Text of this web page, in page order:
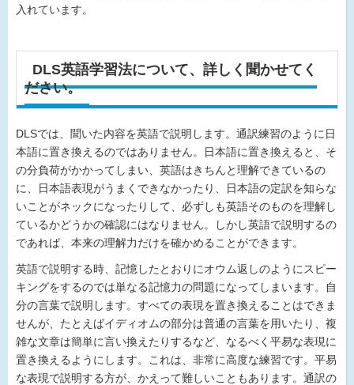
入れています。
DLS英語学習法について、詳しく聞かせてく
ださい。
DLSでは、聞いた内容を英語で説明します。通訳練習のように日
本語に置き換えるのではありません。日本語に置き換えると、そ
の分負荷がかかってしまい、英語はきちんと理解できているの
に、日本語表現がうまくできなかったり、日本語の定訳を知らな
いことがネックになったりして、必ずしも英語そのものを理解し
ているかどうかの確認にはなりません。しかし英語で説明するの
であれば、本来の理解力だけを確かめることができます。
英語で説明する時、記憶したとおりにオウム返しのようにスピー
キングをするのでは単なる記憶力の問題になってしまいます。自
分の言葉で説明します。すべての表現を置き換えることはできま
せんが、たとえばイディオムの部分は普通の言葉を用いたり、複
雑な文章は簡単に言い換えたりするなど、なるべく平易な表現に
置き換えるようにします。これは、非常に高度な練習です。平易
な表現で説明する方が、かえって難しいこともあります。通訳の